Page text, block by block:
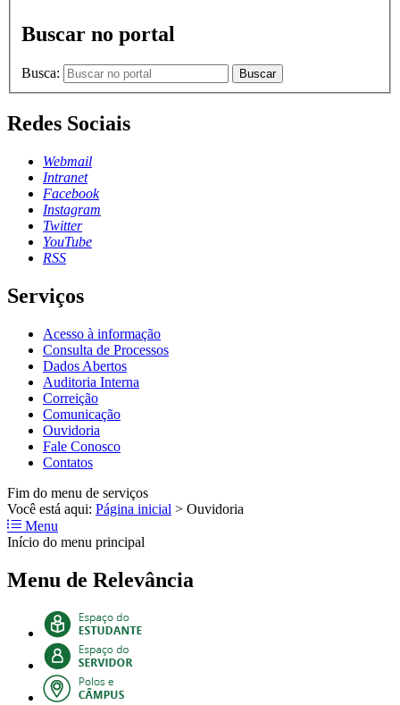
Buscar no portal
Busca: Buscar
Redes Sociais
Webmail
Intranet
Facebook
Instagram
Twitter
YouTube
RSS
Serviços
Acesso à informação
Consulta de Processos
Dados Abertos
Auditoria Interna
Correição
Comunicação
Ouvidoria
Fale Conosco
Contatos
Fim do menu de serviços
Você está aqui: Página inicial > Ouvidoria
Menu
Início do menu principal
Menu de Relevância